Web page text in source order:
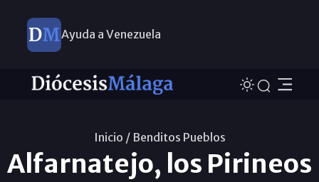
Ayuda a Venezuela
Inicio / Benditos Pueblos
Alfarnatejo, los Pirineos